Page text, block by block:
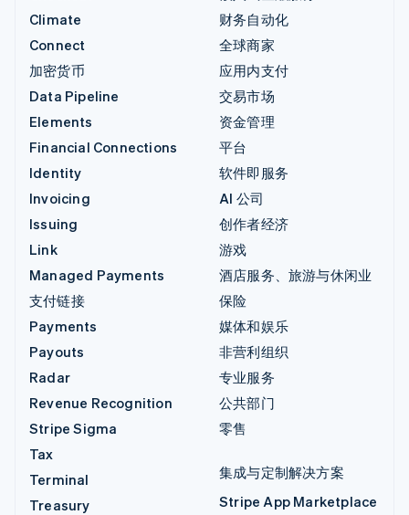
Climate
Connect
加密货币
Data Pipeline
Elements
Financial Connections
Identity
Invoicing
Issuing
Link
Managed Payments
支付链接
Payments
Payouts
Radar
Revenue Recognition
Stripe Sigma
Tax
Terminal
Treasury
财务自动化
全球商家
应用内支付
交易市场
资金管理
平台
软件即服务
AI 公司
创作者经济
游戏
酒店服务、旅游与休闲业
保险
媒体和娱乐
非营利组织
专业服务
公共部门
零售
集成与定制解决方案
Stripe App Marketplace